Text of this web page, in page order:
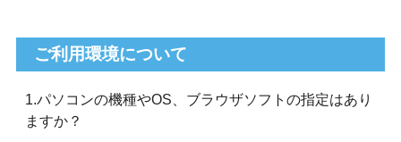
ご利用環境について
1.パソコンの機種やOS、ブラウザソフトの指定はあり
ますか？